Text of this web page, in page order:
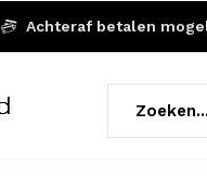
Achteraf betalen